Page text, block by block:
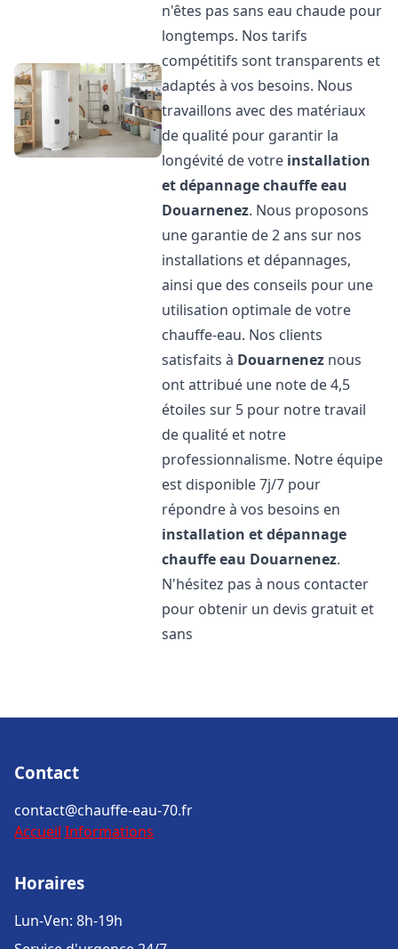
n'êtes pas sans eau chaude pour
longtemps. Nos tarifs
compétitifs sont transparents et
adaptés à vos besoins. Nous
travaillons avec des matériaux
de qualité pour garantir la
longévité de votre installation
et dépannage chauffe eau
Douarnenez. Nous proposons
une garantie de 2 ans sur nos
installations et dépannages,
ainsi que des conseils pour une
utilisation optimale de votre
chauffe-eau. Nos clients
satisfaits à Douarnenez nous
ont attribué une note de 4,5
étoiles sur 5 pour notre travail
de qualité et notre
professionnalisme. Notre équipe
est disponible 7j/7 pour
répondre à vos besoins en
installation et dépannage
chauffe eau Douarnenez.
N'hésitez pas à nous contacter
pour obtenir un devis gratuit et
sans
Contact
contact@chauffe-eau-70.fr
Accueil Informations
Horaires
Lun-Ven: 8h-19h